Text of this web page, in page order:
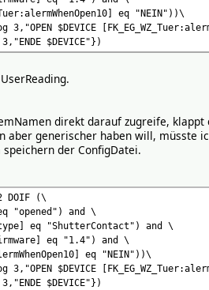
eq "NEIN"))\
3,"OPEN $DEVICE
3,"ENDE $DEVICE"})
direkt darauf zugreife, klappt
aber generischer haben will, müsste
der ConfigDatei.
DOIF (\
"opened") and \
eq "ShutterContact") and \
eq "1.4") and \
eq "NEIN"))\
3,"OPEN $DEVICE
3,"ENDE $DEVICE"})